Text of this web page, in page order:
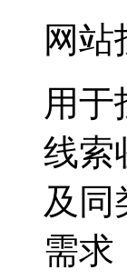
网站
用于
线索
及同
需求